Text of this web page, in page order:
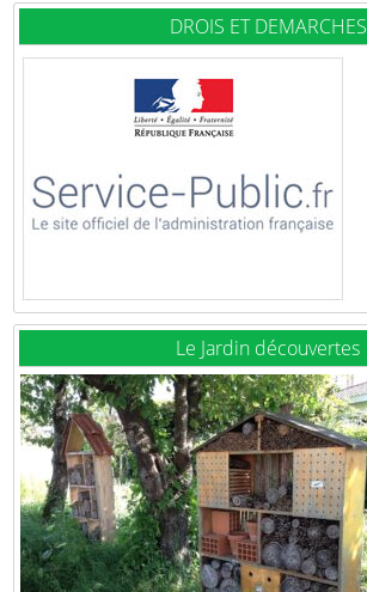
DROIS ET DEMARCHES
Le Jardin découvertes